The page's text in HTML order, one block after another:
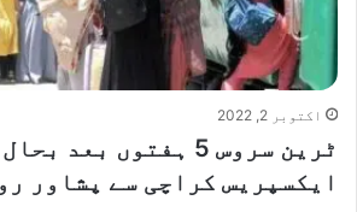
اکتوبر 2, 2022
ٹرین سروس 5 ہفتوں
ایکسپریس کراچی سے پشاور